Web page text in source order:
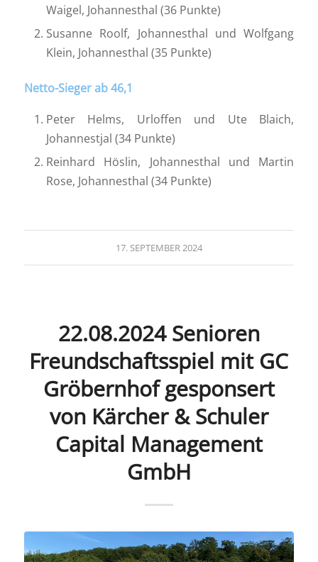
Waigel, Johannesthal (36 Punkte)
Susanne Roolf, Johannesthal und Wolfgang
Klein, Johannesthal (35 Punkte)
Netto-Sieger ab 46,1
Peter Helms, Urloffen und Ute Blaich,
Johannestjal (34 Punkte)
Reinhard Höslin, Johannesthal und Martin
Rose, Johannesthal (34 Punkte)
17. SEPTEMBER 2024
22.08.2024 Senioren
Freundschaftsspiel mit GC
Gröbernhof gesponsert
von Kärcher & Schuler
Capital Management
GmbH